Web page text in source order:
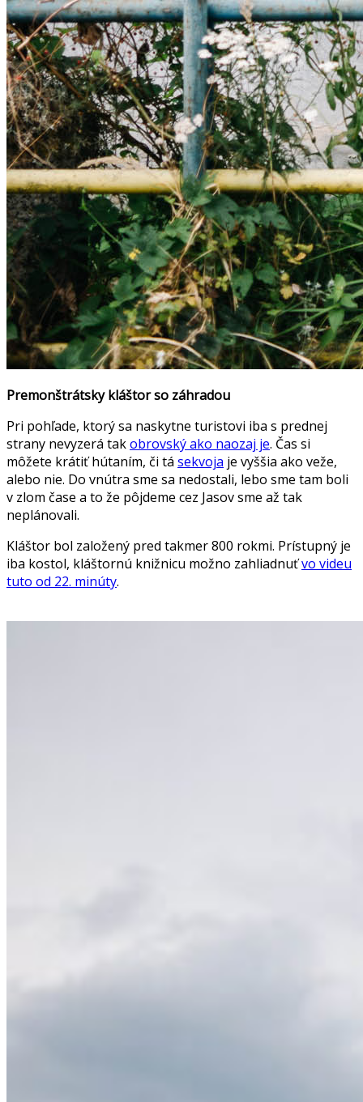
Premonštrátsky kláštor so záhradou
Pri pohľade, ktorý sa naskytne turistovi iba s prednej
strany nevyzerá takobrovský ako naozaj je. Čas si
môžete krátiť hútaním, či tá sekvoja je vyššia ako veže,
alebo nie. Do vnútra sme sa nedostali, lebo sme tam boli
v zlom čase a to že pôjdeme cez Jasov sme až tak
neplánovali.
Kláštor bol založený pred takmer 800 rokmi. Prístupný je
iba kostol, kláštornú knižnicu možno zahliadnuťvo videu
tuto od 22. minúty.